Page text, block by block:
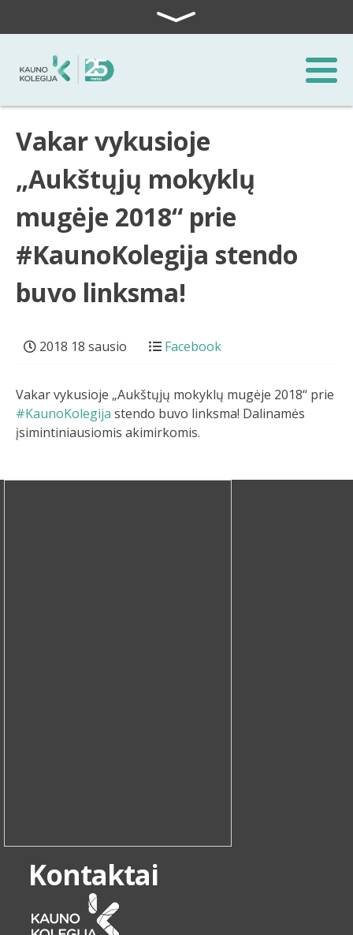
Vakar vykusioje
„Aukštųjų mokyklų
mugėje 2018“ prie
#KaunoKolegija stendo
buvo linksma!
2018 18 sausio Facebook
Vakar vykusioje „Aukštųjų mokyklų mugėje 2018“ prie
#KaunoKolegija stendo buvo linksma! Dalinamės
įsimintiniausiomis akimirkomis.
Kontaktai